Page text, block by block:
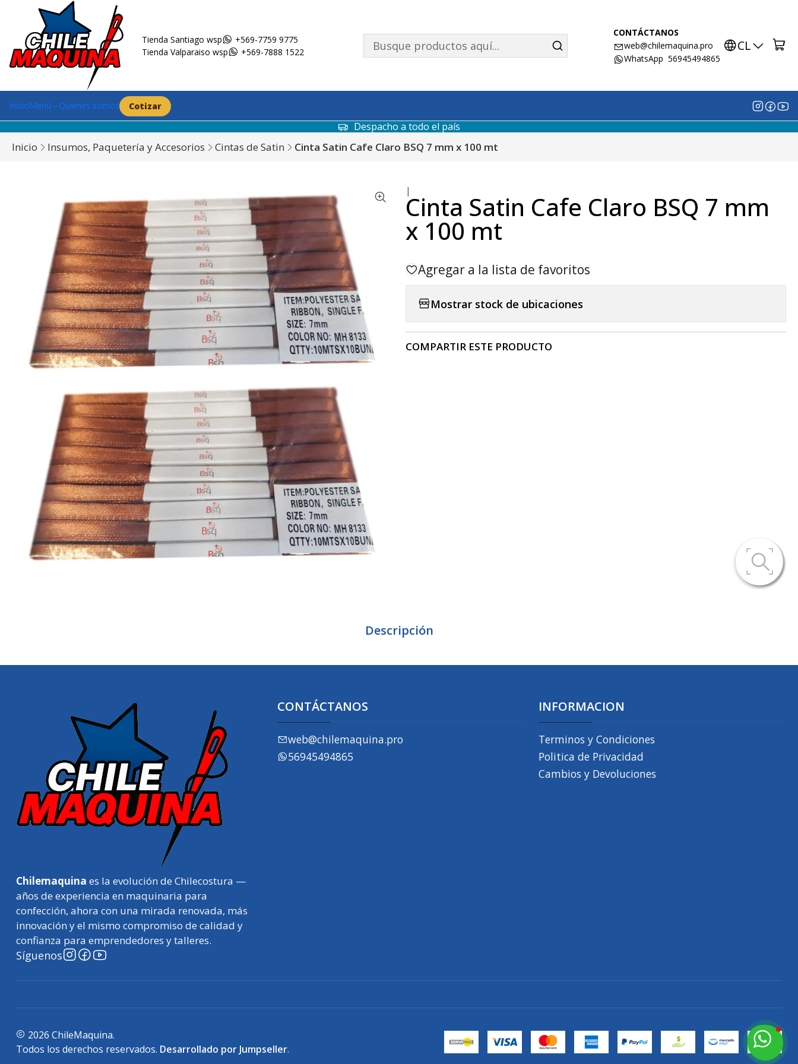
Tienda Santiago wsp
+569-7759 9775
Tienda Valparaiso wsp
+569-7888 1522
CONTÁCTANOS
web@chilemaquina.pro
WhatsApp 56945494865
CL
InicioMenú Quienes somos Cotizar
Despacho a todo el país
Inicio Insumos, Paquetería y Accesorios Cintas de Satin Cinta Satin Cafe Claro BSQ 7 mm x 100 mt
|
Cinta Satin Cafe Claro BSQ 7 mm
x 100 mt
Agregar a la lista de favoritos
Mostrar stock de ubicaciones
COMPARTIR ESTE PRODUCTO
Descripción
Chilemaquina es la evolución de Chilecostura —
años de experiencia en maquinaria para
confección, ahora con una mirada renovada, más
innovación y el mismo compromiso de calidad y
confianza para emprendedores y talleres.
Síguenos
CONTÁCTANOS
web@chilemaquina.pro
56945494865
INFORMACION
Terminos y Condiciones
Politica de Privacidad
Cambios y Devoluciones
2026 ChileMaquina.
Todos los derechos reservados. Desarrollado por Jumpseller.